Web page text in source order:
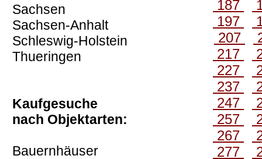
Sachsen
Sachsen-Anhalt
Schleswig-Holstein
Thueringen
Kaufgesuche
nach Objektarten:
Bauernhäuser
187
197
207
217
227
237
247
257
267
277